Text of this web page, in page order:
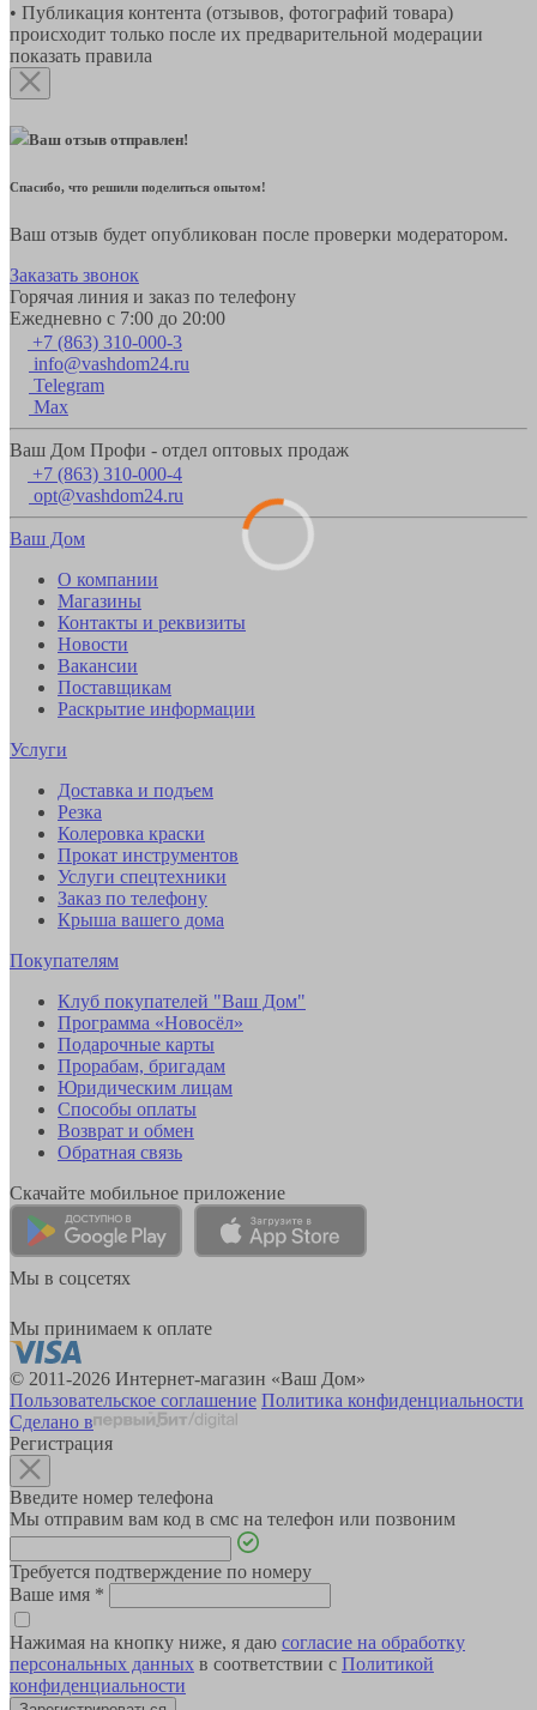
• Публикация контента (отзывов, фотографий товара)
происходит только после их предварительной модерации
показать правила
Ваш отзыв отправлен!
Спасибо, что решили поделиться опытом!
Ваш отзыв будет опубликован после проверки модератором.
Заказать звонок
Горячая линия и заказ по телефону
Ежедневно с 7:00 до 20:00
+7 (863) 310-000-3
info@vashdom24.ru
Telegram
Max
Ваш Дом Профи - отдел оптовых продаж
+7 (863) 310-000-4
opt@vashdom24.ru
Ваш Дом
О компании
Магазины
Контакты и реквизиты
Новости
Вакансии
Поставщикам
Раскрытие информации
Услуги
Доставка и подъем
Резка
Колеровка краски
Прокат инструментов
Услуги спецтехники
Заказ по телефону
Крыша вашего дома
Покупателям
Клуб покупателей "Ваш Дом"
Программа «Новосёл»
Подарочные карты
Прорабам, бригадам
Юридическим лицам
Способы оплаты
Возврат и обмен
Обратная связь
Скачайте мобильное приложение
Мы в соцсетях
Мы принимаем к оплате
© 2011-2026 Интернет-магазин «Ваш Дом»
Пользовательское соглашение Политика конфиденциальности
Сделано в
Регистрация
Введите номер телефона
Мы отправим вам код в смс на телефон или позвоним
Требуется подтверждение по номеру
Ваше имя *
Нажимая на кнопку ниже, я даю согласие на обработку
персональных данных в соответствии с Политикой
конфиденциальности